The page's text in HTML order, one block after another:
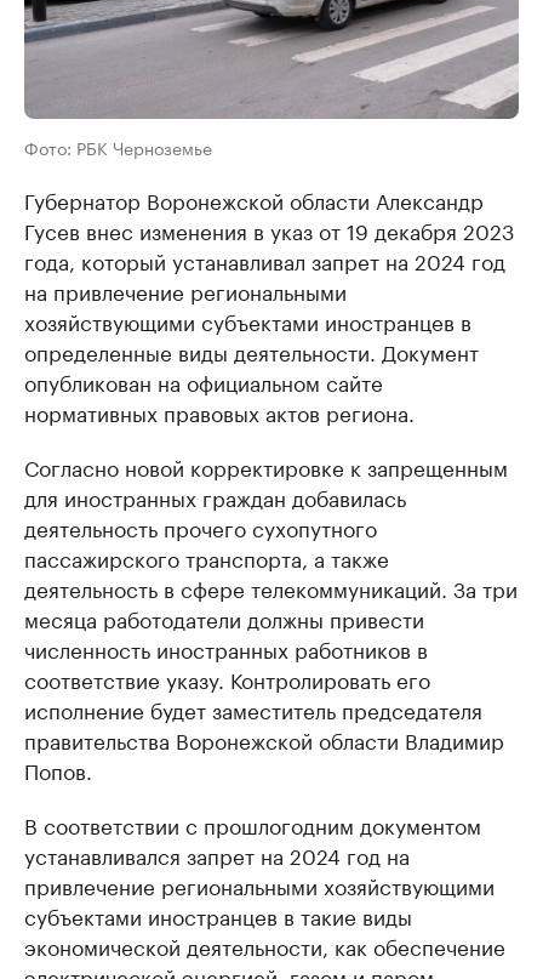
Фото: РБК Черноземье
Губернатор Воронежской области Александр
Гусев внес изменения в указ от 19 декабря 2023
года, который устанавливал запрет на 2024 год
на привлечение региональными
хозяйствующими субъектами иностранцев в
определенные виды деятельности. Документ
опубликован на официальном сайте
нормативных правовых актов региона.
Согласно новой корректировке к запрещенным
для иностранных граждан добавилась
деятельность прочего сухопутного
пассажирского транспорта, а также
деятельность в сфере телекоммуникаций. За три
месяца работодатели должны привести
численность иностранных работников в
соответствие указу. Контролировать его
исполнение будет заместитель председателя
правительства Воронежской области Владимир
Попов.
В соответствии с прошлогодним документом
устанавливался запрет на 2024 год на
привлечение региональными хозяйствующими
субъектами иностранцев в такие виды
экономической деятельности, как обеспечение